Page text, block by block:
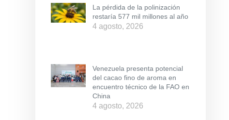
La pérdida de la polinización
restaría 577 mil millones al año
4 agosto, 2026
Venezuela presenta potencial
del cacao fino de aroma en
encuentro técnico de la FAO en
China
4 agosto, 2026